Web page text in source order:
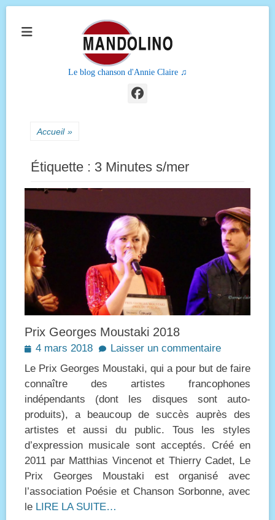
Le blog chanson d'Annie Claire ♫
Facebook
Accueil »
Étiquette : 3 Minutes s/mer
Prix Georges Moustaki 2018
Posted
4 mars 2018
Laisser un commentaire
Le Prix Georges Moustaki, qui a pour but de faire
connaître des artistes francophones
indépendants (dont les disques sont auto-
produits), a beaucoup de succès auprès des
artistes et aussi du public. Tous les styles
d’expression musicale sont acceptés. Créé en
2011 par Matthias Vincenot et Thierry Cadet, Le
Prix Georges Moustaki est organisé avec
l’association Poésie et Chanson Sorbonne, avec
le LIRE LA SUITE…